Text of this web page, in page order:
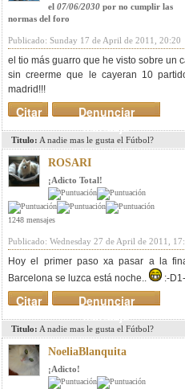
el 07/06/2030 por no cumplir las
normas del foro
Publicado: Sunday 17 de April de 2011, 20:20
el tio más guarro que he visto sobre un
sin creerme que le cayeran 10
madrid!!!
Denunciar
mensaje
Citar
Titulo: A nadie mas le gusta el Fútbol?
ROSARI
¡Adicto Total!
1248 mensajes
Publicado: Wednesday 27 de April de 2011,
Hoy el primer paso xa pasar a la
Barcelona se luzca está noche..
:-
Denunciar
mensaje
Citar
Titulo: A nadie mas le gusta el Fútbol?
NoeliaBlanquita
¡Adicto!